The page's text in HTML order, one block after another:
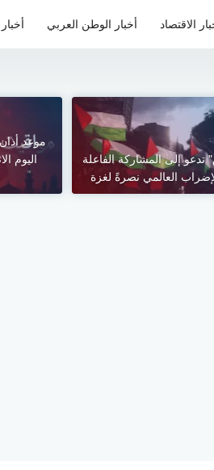
الاقتصاد أخبار الوطن العربي
إلى المشاركة الفاعلة
العالمي نصرةً لغزة
موعد